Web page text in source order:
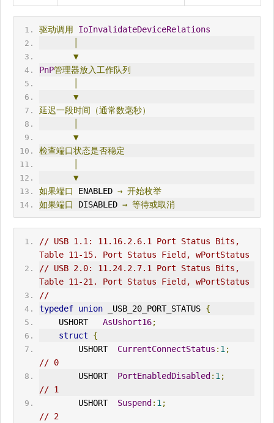
驱动调用
IoInvalidateDeviceRelations
▼
PnP管理器放入工作队列
▼
延迟一段时间（通常数毫秒）
▼
检查端口状态是否稳定
▼
如果端口
ENABLED → 开始枚举
如果端口
DISABLED → 等待或取消
// USB 1.1: 11.16.2.6.1 Port Status Bits,
Table 11-15. Port Status Field, wPortStatus
// USB 2.0: 11.24.2.7.1 Port Status Bits,
Table 11-21. Port Status Field, wPortStatus
//
typedef union _USB_20_PORT_STATUS {
    USHORT
AsUshort16;
struct
{
        USHORT
CurrentConnectStatus : 1 ;
// 0
        USHORT
PortEnabledDisabled : 1 ;
// 1
        USHORT
Suspend : 1 ;
// 2